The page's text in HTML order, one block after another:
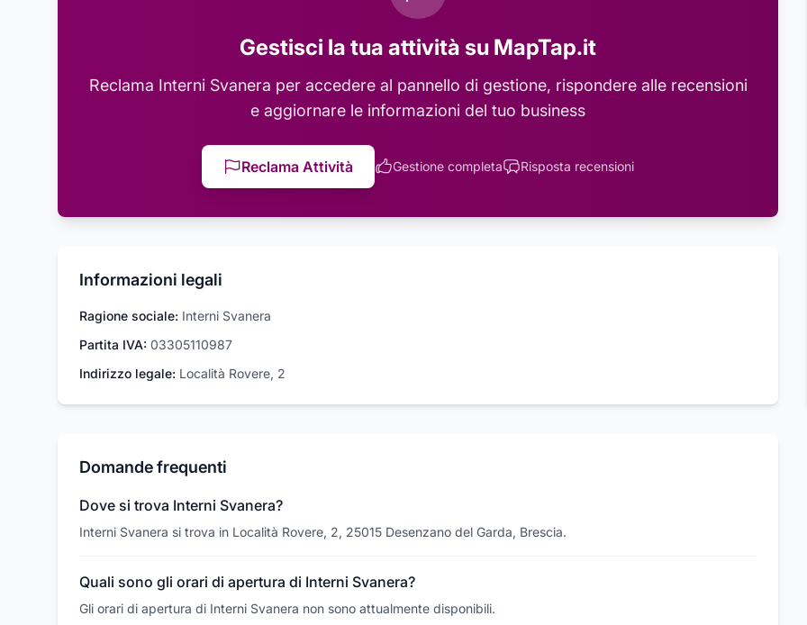
Gestisci la tua attività su MapTap.it
Reclama Interni Svanera per accedere al pannello di gestione, rispondere alle recensioni
e aggiornare le informazioni del tuo business
Reclama Attività Gestione completa Risposta recensioni
Informazioni legali
Ragione sociale: Interni Svanera
Partita IVA: 03305110987
Indirizzo legale: Località Rovere, 2
Domande frequenti
Dove si trova Interni Svanera?
Interni Svanera si trova in Località Rovere, 2, 25015 Desenzano del Garda, Brescia.
Quali sono gli orari di apertura di Interni Svanera?
Gli orari di apertura di Interni Svanera non sono attualmente disponibili.